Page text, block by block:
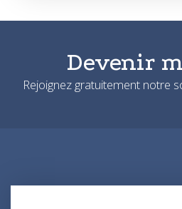
Devenir
Rejoignez gratuitement notre